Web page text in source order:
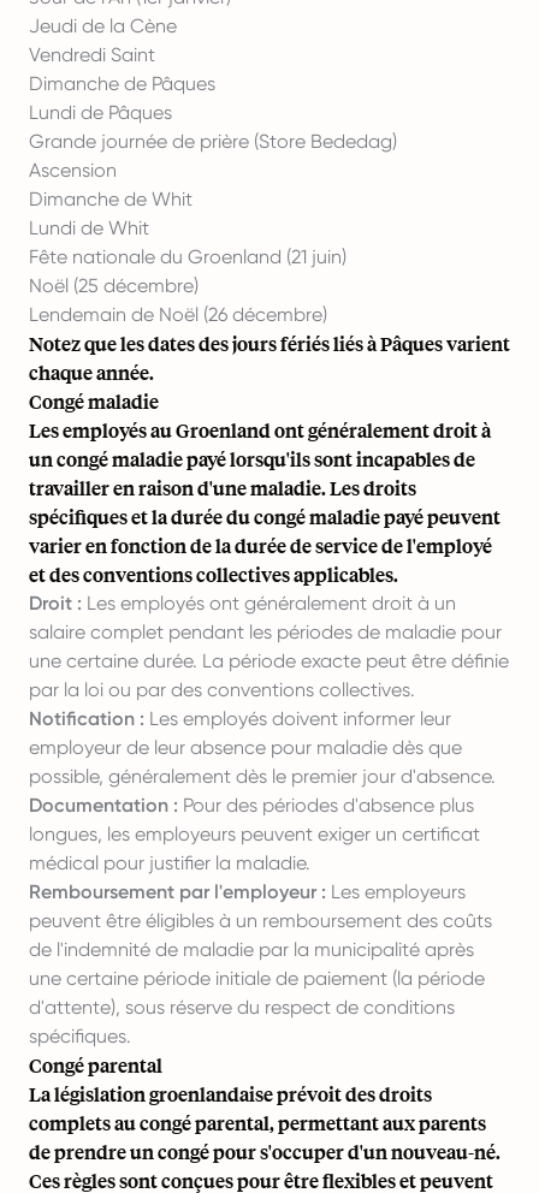
Jeudi de la Cène
Vendredi Saint
Dimanche de Pâques
Lundi de Pâques
Grande journée de prière (Store Bededag)
Ascension
Dimanche de Whit
Lundi de Whit
Fête nationale du Groenland (21 juin)
Noël (25 décembre)
Lendemain de Noël (26 décembre)
Notez que les dates des jours fériés liés à Pâques varient
chaque année.
Congé maladie
Les employés au Groenland ont généralement droit à
un congé maladie payé lorsqu'ils sont incapables de
travailler en raison d'une maladie. Les droits
spécifiques et la durée du congé maladie payé peuvent
varier en fonction de la durée de service de l'employé
et des conventions collectives applicables.
Droit : Les employés ont généralement droit à un
salaire complet pendant les périodes de maladie pour
une certaine durée. La période exacte peut être définie
par la loi ou par des conventions collectives.
Notification : Les employés doivent informer leur
employeur de leur absence pour maladie dès que
possible, généralement dès le premier jour d'absence.
Documentation : Pour des périodes d'absence plus
longues, les employeurs peuvent exiger un certificat
médical pour justifier la maladie.
Remboursement par l'employeur : Les employeurs
peuvent être éligibles à un remboursement des coûts
de l'indemnité de maladie par la municipalité après
une certaine période initiale de paiement (la période
d'attente), sous réserve du respect de conditions
spécifiques.
Congé parental
La législation groenlandaise prévoit des droits
complets au congé parental, permettant aux parents
de prendre un congé pour s'occuper d'un nouveau-né.
Ces règles sont conçues pour être flexibles et peuvent